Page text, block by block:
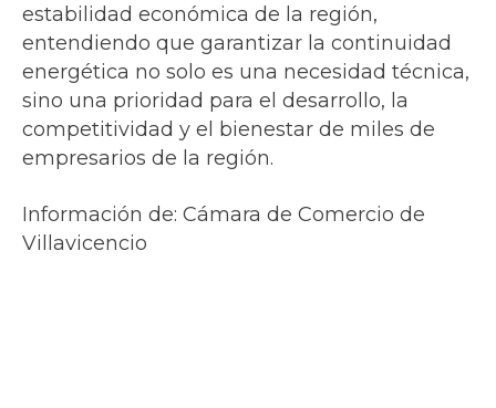
estabilidad económica de la región,
entendiendo que garantizar la continuidad
energética no solo es una necesidad técnica,
sino una prioridad para el desarrollo, la
competitividad y el bienestar de miles de
empresarios de la región.
Información de: Cámara de Comercio de
Villavicencio